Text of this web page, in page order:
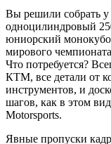
Вы решили собрать
одноцилиндровый
юниорский
мирового
Что потребуется?
КТМ, все детали от
инструментов, и
шагов, как в этом
Motorsports.
Явные пропуски